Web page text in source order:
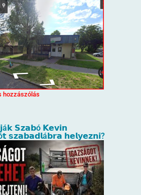
hozzászólás
𝗦𝘇𝗮𝗯ó 𝗞𝗲𝘃𝗶𝗻
𝗵𝗲𝗹𝘆𝗲𝘇𝗻𝗶?